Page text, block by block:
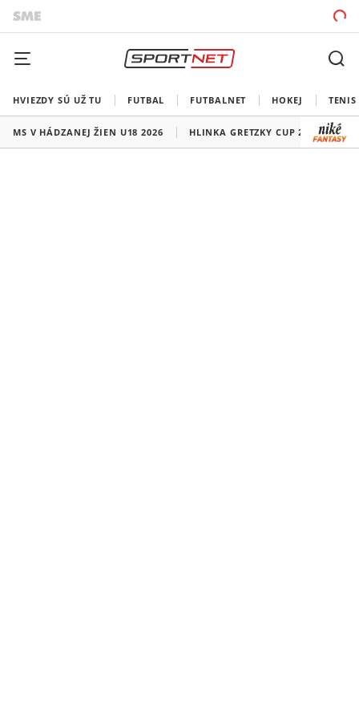
HVIEZDY SÚ UŽ TU FUTBAL FUTBALNET HOKEJ TENIS
MS V HÁDZANEJ ŽIEN U18 2026 HLINKA GRETZKY CUP 2026